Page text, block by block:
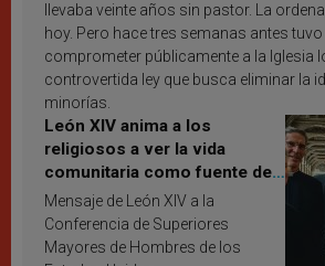
llevaba veinte años sin pastor. La
hoy. Pero hace tres semanas antes tuvo
comprometer públicamente a la Iglesia
controvertida ley que busca eliminar la
minorías.
León XIV anima a los
religiosos a ver la vida
comunitaria como fuente de
inspiración y santificación
Mensaje de León XIV a la
Conferencia de Superiores
Mayores de Hombres de los